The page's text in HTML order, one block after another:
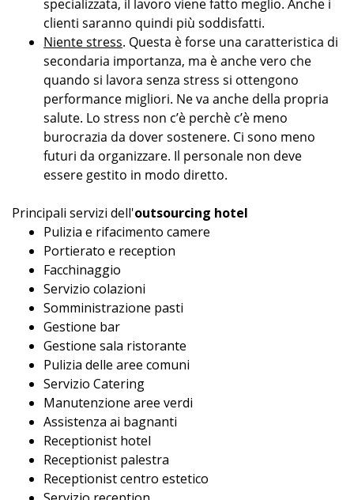
specializzata, il lavoro viene fatto meglio. Anche i
clienti saranno quindi più soddisfatti.
Niente stress. Questa è forse una caratteristica di
secondaria importanza, ma è anche vero che
quando si lavora senza stress si ottengono
performance migliori. Ne va anche della propria
salute. Lo stress non c’è perchè c’è meno
burocrazia da dover sostenere. Ci sono meno
futuri da organizzare. Il personale non deve
essere gestito in modo diretto.
Principali servizi dell'outsourcing hotel
Pulizia e rifacimento camere
Portierato e reception
Facchinaggio
Servizio colazioni
Somministrazione pasti
Gestione bar
Gestione sala ristorante
Pulizia delle aree comuni
Servizio Catering
Manutenzione aree verdi
Assistenza ai bagnanti
Receptionist hotel
Receptionist palestra
Receptionist centro estetico